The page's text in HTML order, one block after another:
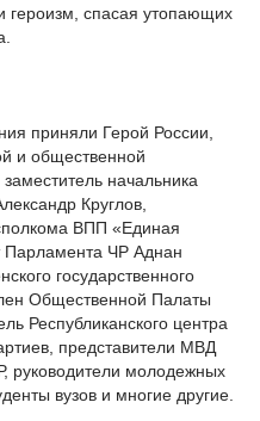
героизм, спасая утопающих
приняли Герой России,
и общественной
начальника
Круглов,
ВПП «Единая
Парламента ЧР Аднан
государственного
Общественной Палаты
Республиканского центра
представители МВД
руководители молодежных
вузов и многие другие.